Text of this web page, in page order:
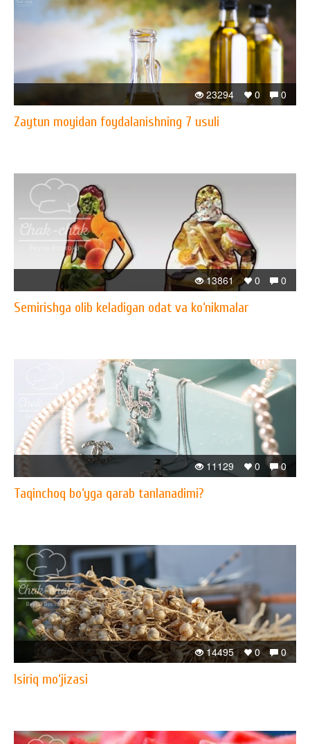
0
0
23294
Zaytun moyidan foydalanishning 7 usuli
0
0
13861
Semirishga olib keladigan odat va ko‘nikmalar
0
0
11129
Taqinchoq bo‘yga qarab tanlanadimi?
0
0
14495
Isiriq mo‘jizasi